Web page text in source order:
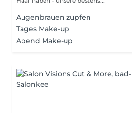
Augenbrauen zupfen
Tages Make-up
Abend Make-up